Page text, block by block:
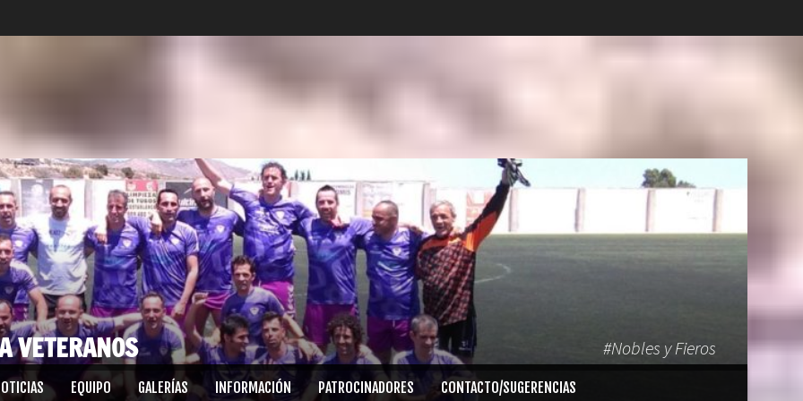
VETERANOS #Nobles y Fieros
EQUIPO GALERÍAS INFORMACIÓN PATROCINADORES CONTACTO/SUGERENCIAS